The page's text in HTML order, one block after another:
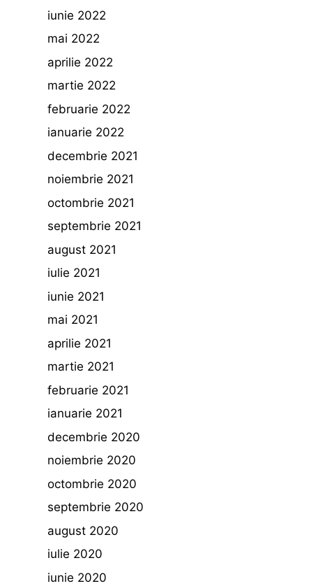
iunie 2022
mai 2022
aprilie 2022
martie 2022
februarie 2022
ianuarie 2022
decembrie 2021
noiembrie 2021
octombrie 2021
septembrie 2021
august 2021
iulie 2021
iunie 2021
mai 2021
aprilie 2021
martie 2021
februarie 2021
ianuarie 2021
decembrie 2020
noiembrie 2020
octombrie 2020
septembrie 2020
august 2020
iulie 2020
iunie 2020